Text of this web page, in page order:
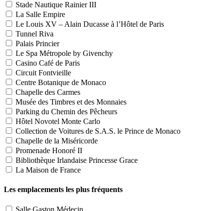
Stade Nautique Rainier III
La Salle Empire
Le Louis XV – Alain Ducasse à l’Hôtel de Paris
Tunnel Riva
Palais Princier
Le Spa Métropole by Givenchy
Casino Café de Paris
Circuit Fontvieille
Centre Botanique de Monaco
Chapelle des Carmes
Musée des Timbres et des Monnaies
Parking du Chemin des Pêcheurs
Hôtel Novotel Monte Carlo
Collection de Voitures de S.A.S. le Prince de Monaco
Chapelle de la Miséricorde
Promenade Honoré II
Bibliothèque Irlandaise Princesse Grace
La Maison de France
Les emplacements les plus fréquents
Salle Gaston Médecin